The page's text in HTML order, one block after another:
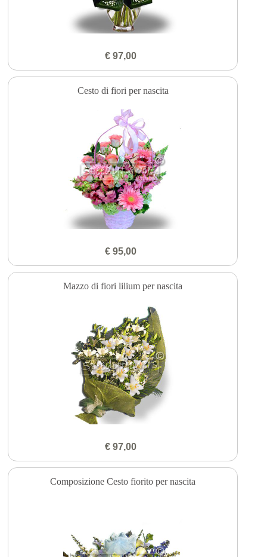
€ 97,00
Cesto di fiori per nascita
€ 95,00
Mazzo di fiori lilium per nascita
€ 97,00
Composizione Cesto fiorito per nascita